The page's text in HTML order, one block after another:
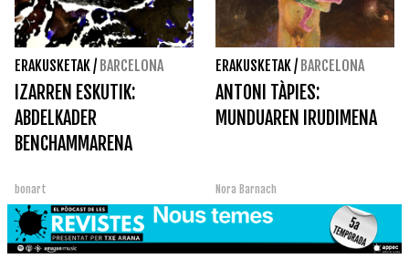
ERAKUSKETAK/ BARCELONA
IZARREN ESKUTIK:
ABDELKADER
BENCHAMMARENA
bonart
ERAKUSKETAK/ BARCELONA
ANTONI TÀPIES:
MUNDUAREN IRUDIMENA
Nora Barnach